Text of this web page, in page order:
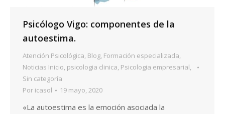
Psicólogo Vigo: componentes de la
autoestima.
Atención Psicológica, Blog, Formación especializada,
Noticias Inicio, psicologia clinica, Psicologia empresarial,
Sin categoría
Por icasol 19 mayo, 2020
«La autoestima es la emoción asociada la